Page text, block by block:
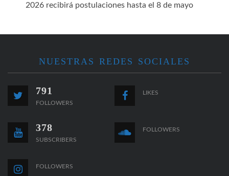
2026 recibirá postulaciones hasta el 8 de mayo
NUESTRAS REDES SOCIALES
791
FOLLOWERS
LIKES
378
SUBSCRIBERS
FOLLOWERS
FOLLOWERS